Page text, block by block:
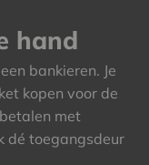
hand
bankieren. Je
kopen voor de
met
dé toegangsdeur